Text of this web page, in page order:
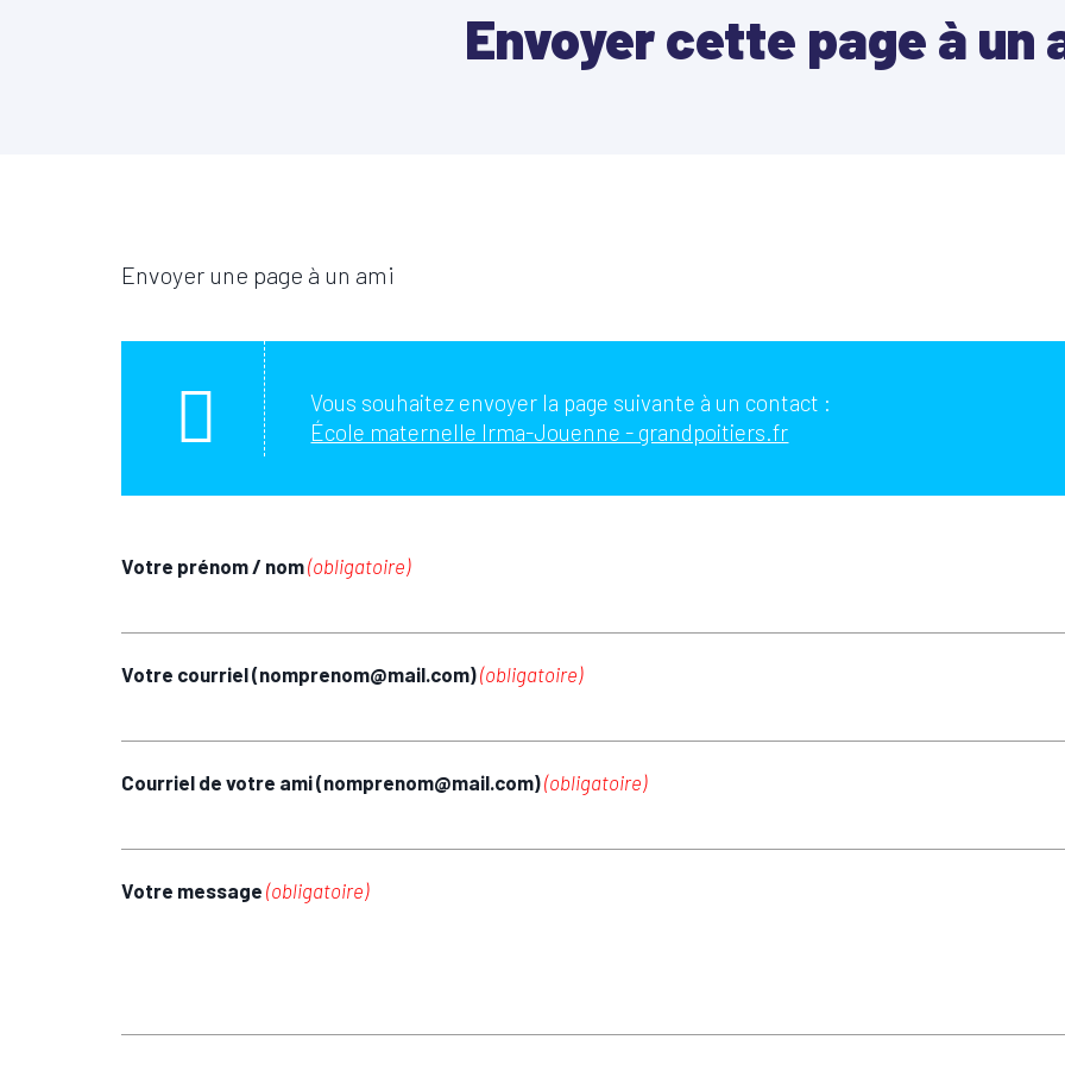
Envoyer cette page à un
Envoyer une page à un ami
Vous souhaitez envoyer la page suivante à un contact :
École maternelle Irma-Jouenne - grandpoitiers.fr
Votre prénom / nom(obligatoire)
Votre courriel (nomprenom@mail.com)(obligatoire)
Courriel de votre ami (nomprenom@mail.com)(obligatoire)
Votre message (obligatoire)